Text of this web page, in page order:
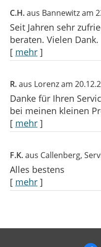
C.H.aus Bannewitzam
Seit Jahren sehr
beraten. Vielen Dank.
[ mehr ]
R.aus Lorenzam
Danke für Ihren
bei meinen kleinen
[ mehr ]
F.K.aus Callenberg,
Alles bestens
[ mehr ]